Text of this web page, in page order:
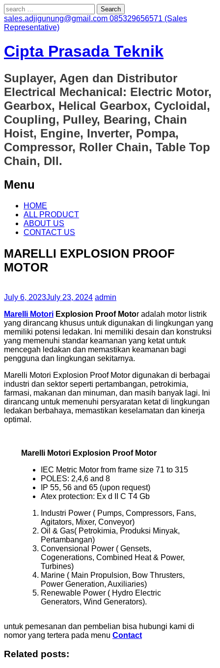
Search
for:
sales.adjigunung@gmail.com 085329656571 (Sales
Representative)
Cipta Prasada Teknik
Suplayer, Agen dan Distributor
Electrical Mechanical: Electric Motor,
Gearbox, Helical Gearbox, Cycloidal,
Coupling, Pulley, Bearing, Chain
Hoist, Engine, Inverter, Pompa,
Compressor, Roller Chain, Table Top
Chain, Dll.
Menu
Skip
content
HOME
ALL PRODUCT
ABOUT US
CONTACT US
MARELLI EXPLOSION PROOF
MOTOR
July 6, 2023July 23, 2024 admin
Marelli Motori Explosion Proof Motor adalah motor listrik
yang dirancang khusus untuk digunakan di lingkungan yang
memiliki potensi ledakan. Ini memiliki desain dan konstruksi
yang memenuhi standar keamanan yang ketat untuk
mencegah ledakan dan memastikan keamanan bagi
pengguna dan lingkungan sekitarnya.
Marelli Motori Explosion Proof Motor digunakan di berbagai
industri dan sektor seperti pertambangan, petrokimia,
farmasi, makanan dan minuman, dan masih banyak lagi. Ini
dirancang untuk memenuhi persyaratan ketat di lingkungan
ledakan berbahaya, memastikan keselamatan dan kinerja
optimal.
Marelli Motori Explosion Proof Motor
IEC Metric Motor from frame size 71 to 315
POLES: 2,4,6 and 8
IP 55, 56 and 65 (upon request)
Atex protection: Ex d II C T4 Gb
Industri Power ( Pumps, Compressors, Fans,
Agitators, Mixer, Conveyor)
Oil & Gas( Petrokimia, Produksi Minyak,
Pertambangan)
Convensional Power ( Gensets,
Cogenerations, Combined Heat & Power,
Turbines)
Marine ( Main Propulsion, Bow Thrusters,
Power Generation, Auxiliaries)
Renewable Power ( Hydro Electric
Generators, Wind Generators).
untuk pemesanan dan pembelian bisa hubungi kami di
nomor yang tertera pada menu Contact
Related posts: